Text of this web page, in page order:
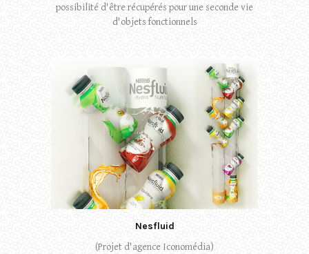
possibilité d'être récupérés pour une seconde vie
d'objets fonctionnels
Nesfluid
(Projet d'agence Iconomédia)